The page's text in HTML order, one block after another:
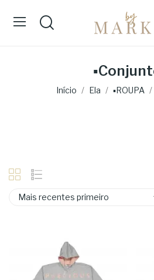
Início Ela ▪ROUPA
Mais recentes primeiro